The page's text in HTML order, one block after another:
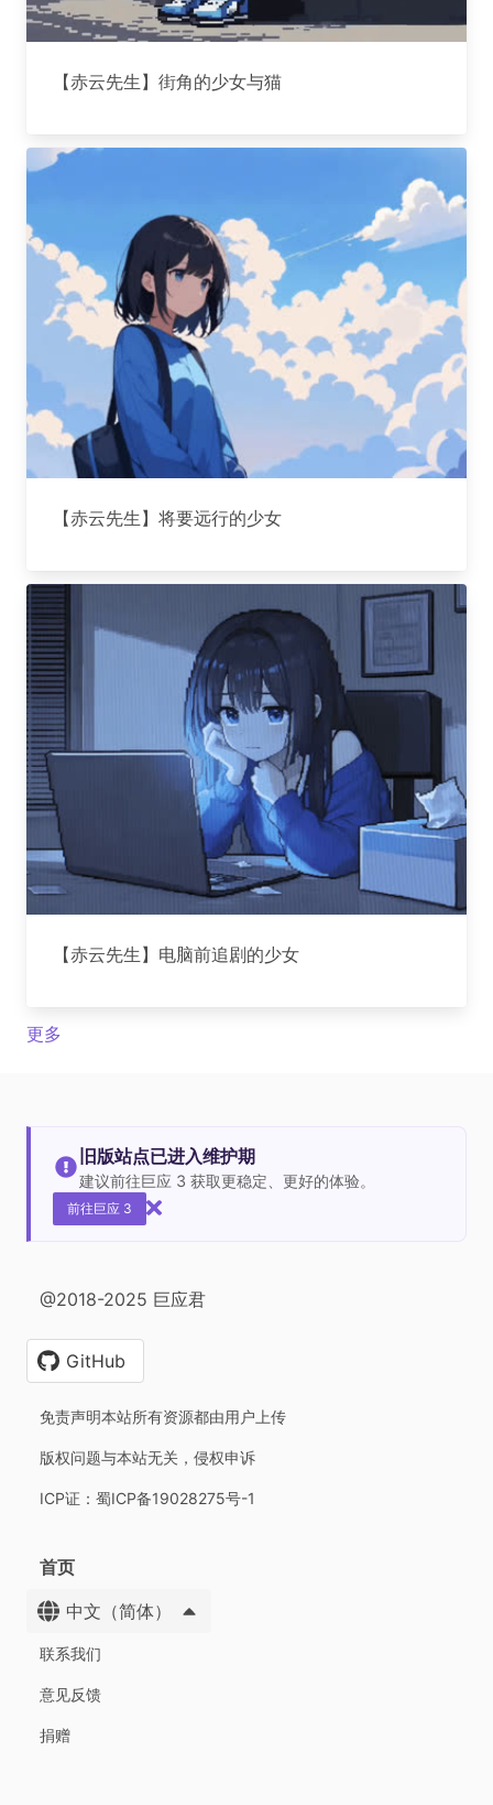
【赤云先生】街角的少女与猫
【赤云先生】将要远行的少女
【赤云先生】电脑前追剧的少女
更多
旧版站点已进入维护期
建议前往巨应 3 获取更稳定、更好的体验。
前往巨应 3
@2018-2025 巨应君
GitHub
免责声明本站所有资源都由用户上传
版权问题与本站无关，侵权申诉
ICP证：蜀ICP备19028275号-1
首页
中文（简体）
联系我们
意见反馈
捐赠